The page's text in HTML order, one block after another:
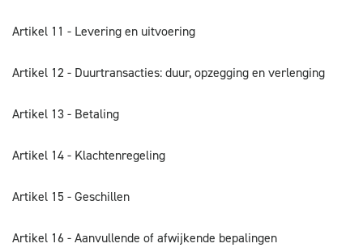
Artikel 11 - Levering en uitvoering
Artikel 12 - Duurtransacties: duur, opzegging en verlenging
Artikel 13 - Betaling
Artikel 14 - Klachtenregeling
Artikel 15 - Geschillen
Artikel 16 - Aanvullende of afwijkende bepalingen